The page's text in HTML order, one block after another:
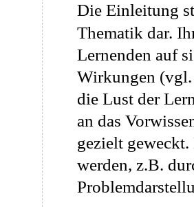
Die Einleitung
Thematik dar.
Lernenden auf
Wirkungen (vgl.
die Lust der
an das
gezielt
werden, z.B.